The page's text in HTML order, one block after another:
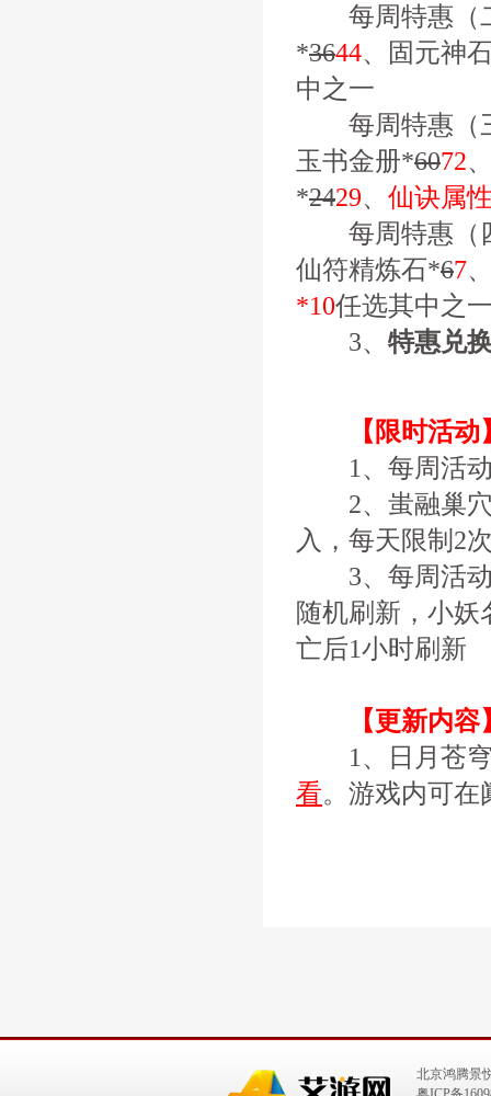
每周特惠（
*3644、固元神
中之一
每周特惠（
玉书金册*6072
*2429、 仙诀属
每周特惠（
仙符精炼石*67
*10任选其中之
3、 特惠兑
【限时活动
1、每周活
2、蚩融巢
入，每天限制2
3、每周活
随机刷新，小妖
亡后1小时刷新
【更新内容
1、日月苍穹
看。游戏内可在
北京鸿腾景